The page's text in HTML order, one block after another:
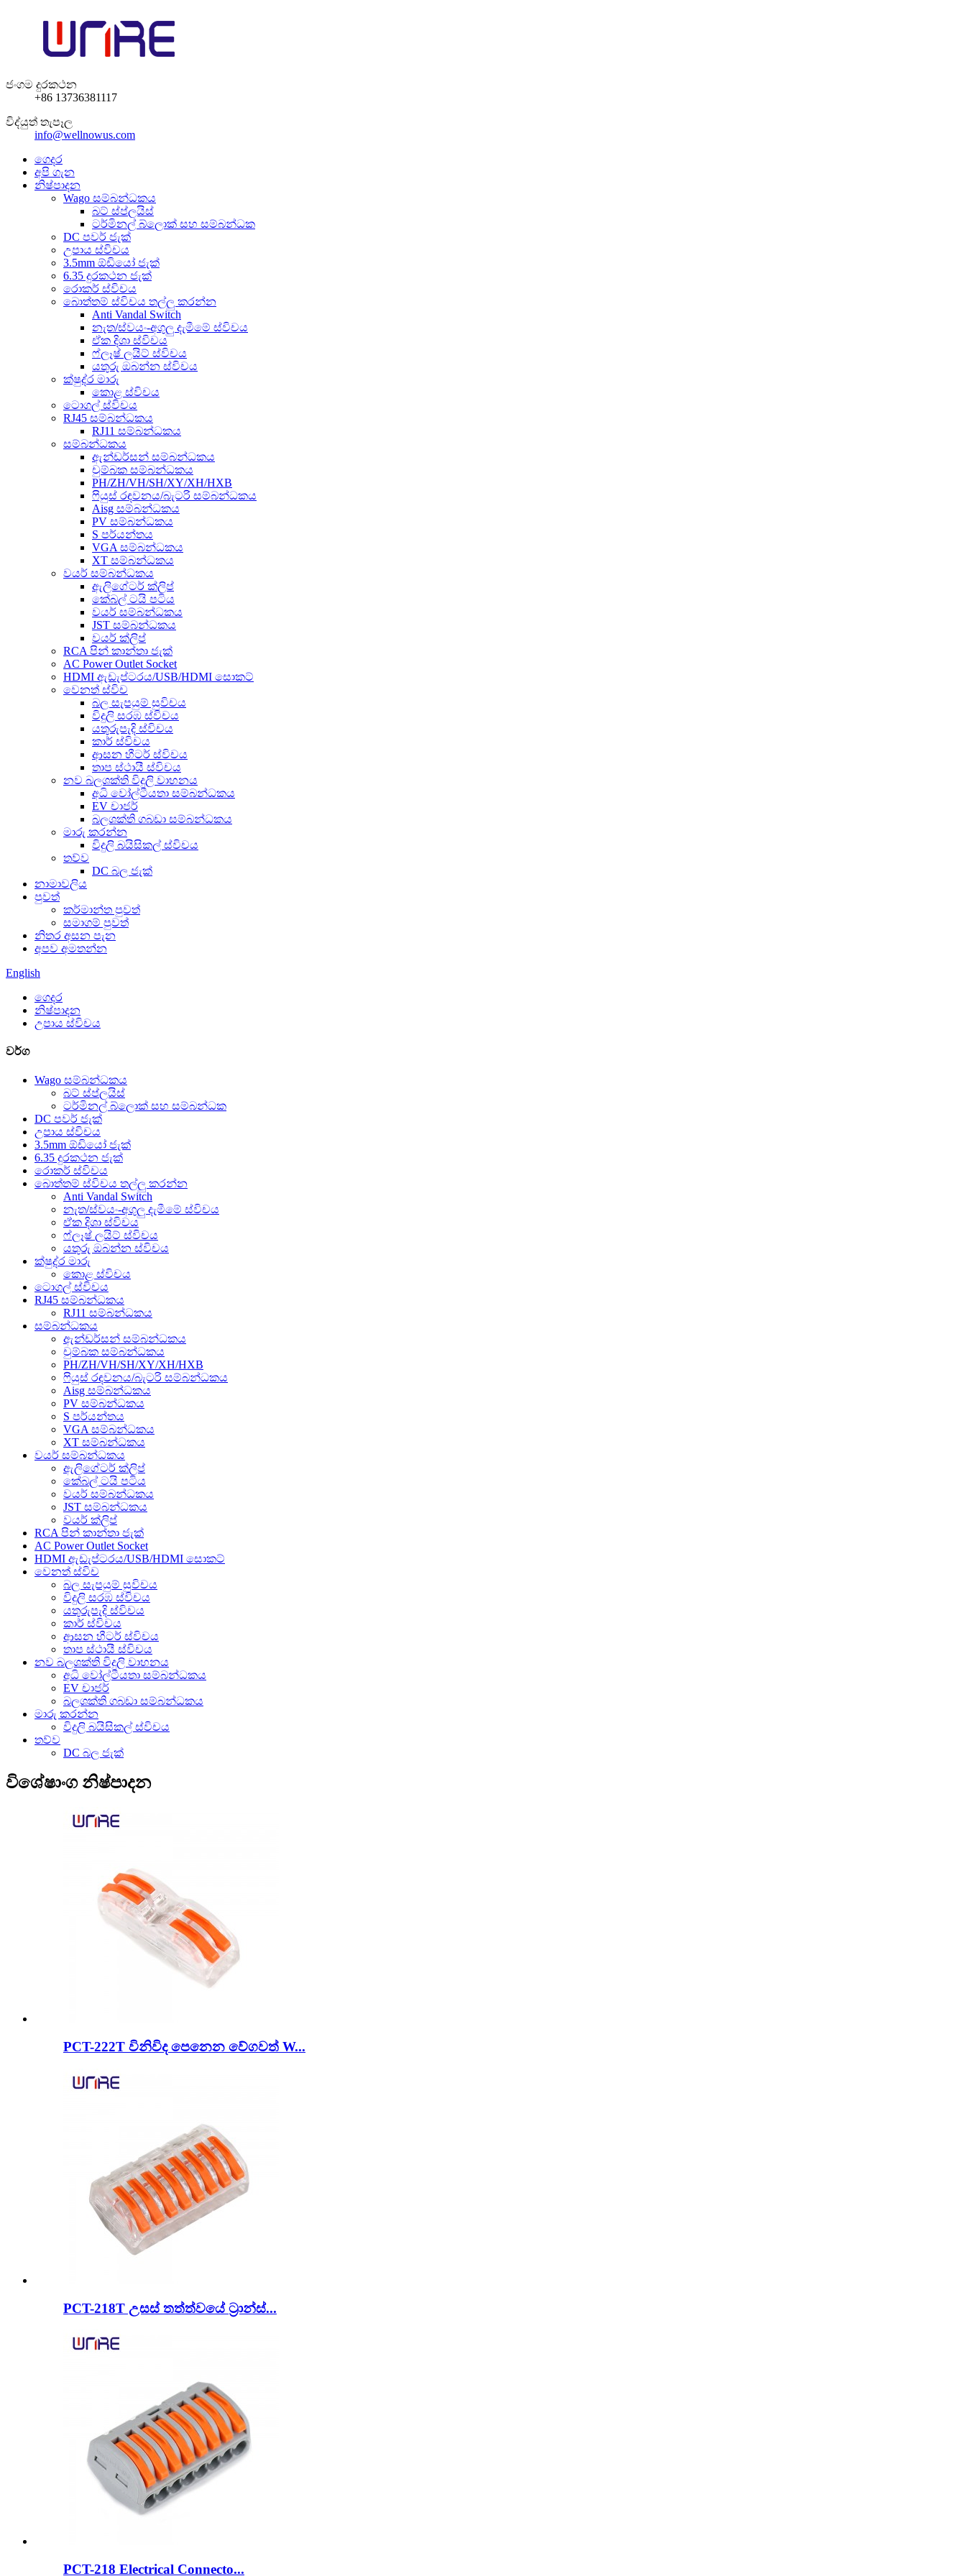
ජංගම දුරකථන
+86 13736381117
විද්යුත් තැපෑල
info@wellnowus.com
ගෙදර
අපි ගැන
නිෂ්පාදන
Wago සම්බන්ධකය
බට් ස්ප්ලයිස්
ටර්මිනල් බ්ලොක් සහ සම්බන්ධක
DC පවර් ජැක්
උපාය ස්විචය
3.5mm ඕඩියෝ ජැක්
6.35 දුරකථන ජැක්
රොකර් ස්විචය
බොත්තම් ස්විචය තල්ලු කරන්න
Anti Vandal Switch
නැත/ස්වයං-අගුලු දැමීමේ ස්විචය
ඒක දිශා ස්විචය
ෆ්ලෑෂ් ලයිට් ස්විචය
යතුරු ඔබන්න ස්විචය
ක්ෂුද්ර මාරු
කොළ ස්විචය
ටොගල් ස්විචය
RJ45 සම්බන්ධකය
RJ11 සම්බන්ධකය
සම්බන්ධකය
ඇන්ඩර්සන් සම්බන්ධකය
චුම්බක සම්බන්ධකය
PH/ZH/VH/SH/XY/XH/HXB
ෆියුස් රඳවනය/බැටරි සම්බන්ධකය
Aisg සම්බන්ධකය
PV සම්බන්ධකය
S පර්යන්තය
VGA සම්බන්ධකය
XT සම්බන්ධකය
වයර් සම්බන්ධකය
ඇලිගේටර් ක්ලිප්
කේබල් ටයි පටිය
වයර් සම්බන්ධකය
JST සම්බන්ධකය
වයර් ක්ලිප්
RCA පින් කාන්තා ජැක්
AC Power Outlet Socket
HDMI ඇඩැප්ටරය/USB/HDMI සොකට්
වෙනත් ස්විච
බල සැපයුම් සුවිචය
විදුලි සරඹ ස්විචය
යතුරුපැදි ස්විචය
කාර් ස්විචය
ආසන හීටර් ස්විචය
තාප ස්ථායී ස්විචය
නව බලශක්ති විදුලි වාහනය
අධි වෝල්ටීයතා සම්බන්ධකය
EV චාජර්
බලශක්ති ගබඩා සම්බන්ධකය
මාරු කරන්න
විදුලි බයිසිකල් ස්විචය
තව්ව
DC බල ජැක්
නාමාවලිය
පුවත්
කර්මාන්ත පුවත්
සමාගම් පුවත්
නිතර අසන පැන
අපව අමතන්න
English
ගෙදර
නිෂ්පාදන
උපාය ස්විචය
වර්ග
Wago සම්බන්ධකය
බට් ස්ප්ලයිස්
ටර්මිනල් බ්ලොක් සහ සම්බන්ධක
DC පවර් ජැක්
උපාය ස්විචය
3.5mm ඕඩියෝ ජැක්
6.35 දුරකථන ජැක්
රොකර් ස්විචය
බොත්තම් ස්විචය තල්ලු කරන්න
Anti Vandal Switch
නැත/ස්වයං-අගුලු දැමීමේ ස්විචය
ඒක දිශා ස්විචය
ෆ්ලෑෂ් ලයිට් ස්විචය
යතුරු ඔබන්න ස්විචය
ක්ෂුද්ර මාරු
කොළ ස්විචය
ටොගල් ස්විචය
RJ45 සම්බන්ධකය
RJ11 සම්බන්ධකය
සම්බන්ධකය
ඇන්ඩර්සන් සම්බන්ධකය
චුම්බක සම්බන්ධකය
PH/ZH/VH/SH/XY/XH/HXB
ෆියුස් රඳවනය/බැටරි සම්බන්ධකය
Aisg සම්බන්ධකය
PV සම්බන්ධකය
S පර්යන්තය
VGA සම්බන්ධකය
XT සම්බන්ධකය
වයර් සම්බන්ධකය
ඇලිගේටර් ක්ලිප්
කේබල් ටයි පටිය
වයර් සම්බන්ධකය
JST සම්බන්ධකය
වයර් ක්ලිප්
RCA පින් කාන්තා ජැක්
AC Power Outlet Socket
HDMI ඇඩැප්ටරය/USB/HDMI සොකට්
වෙනත් ස්විච
බල සැපයුම් සුවිචය
විදුලි සරඹ ස්විචය
යතුරුපැදි ස්විචය
කාර් ස්විචය
ආසන හීටර් ස්විචය
තාප ස්ථායී ස්විචය
නව බලශක්ති විදුලි වාහනය
අධි වෝල්ටීයතා සම්බන්ධකය
EV චාජර්
බලශක්ති ගබඩා සම්බන්ධකය
මාරු කරන්න
විදුලි බයිසිකල් ස්විචය
තව්ව
DC බල ජැක්
විශේෂාංග නිෂ්පාදන
PCT-222T විනිවිද පෙනෙන වේගවත් W...
PCT-218T උසස් තත්ත්වයේ ට්‍රාන්ස්...
PCT-218 Electrical Connecto...